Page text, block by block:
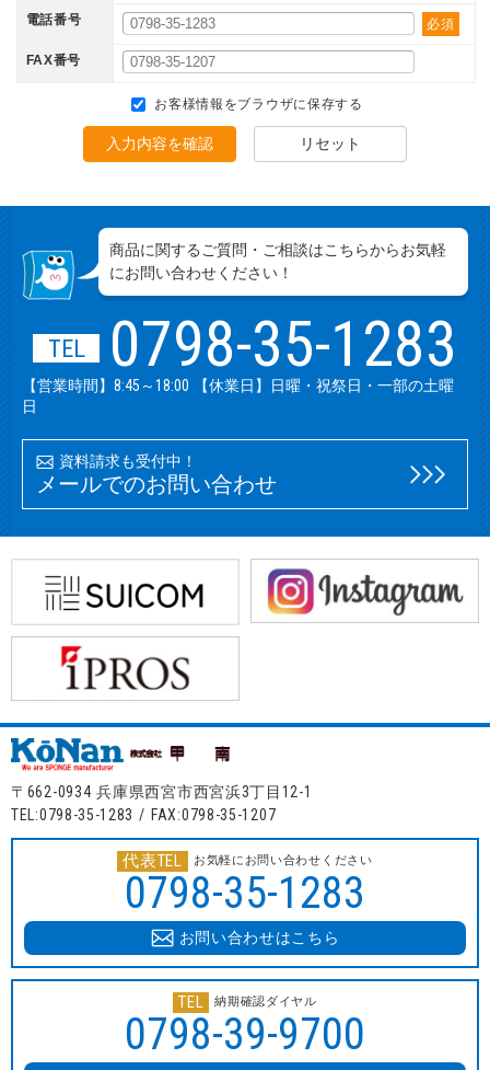
電話番号 必須
FAX番号
お客様情報をブラウザに保存する
入力内容を確認 リセット
商品に関するご質問・ご相談はこちらからお気軽
にお問い合わせください！
TEL 0798-35-1283
【営業時間】8:45～18:00 【休業日】日曜・祝祭日・一部の土曜
日
資料請求も受付中！
メールでのお問い合わせ
〒662-0934 兵庫県西宮市西宮浜3丁目12-1
TEL:0798-35-1283 / FAX:0798-35-1207
代表TEL お気軽にお問い合わせください
0798-35-1283
お問い合わせはこちら
TEL 納期確認ダイヤル
0798-39-9700